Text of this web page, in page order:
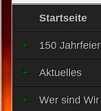
Startseite
150 Jahrfeier
Aktuelles
Wer sind Wir